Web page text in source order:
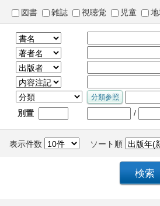
図書 雑誌 視聴覚 児童
別置 /
表示件数 ソート順